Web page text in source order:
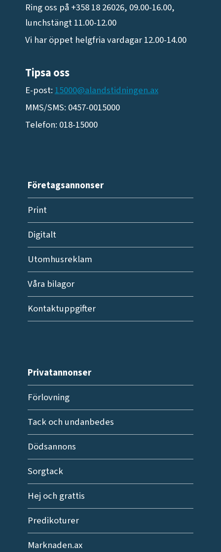
Ring oss på +358 18 26026, 09.00-16.00,
lunchstängt 11.00-12.00
Vi har öppet helgfria vardagar 12.00-14.00
Tipsa oss
E-post: 15000@alandstidningen.ax
MMS/SMS: 0457-0015000
Telefon: 018-15000
Företagsannonser
Print
Digitalt
Utomhusreklam
Våra bilagor
Kontaktuppgifter
Privatannonser
Förlovning
Tack och undanbedes
Dödsannons
Sorgtack
Hej och grattis
Predikoturer
Marknaden.ax